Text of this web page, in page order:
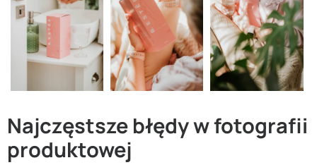
Najczęstsze błędy w fotografii
produktowej